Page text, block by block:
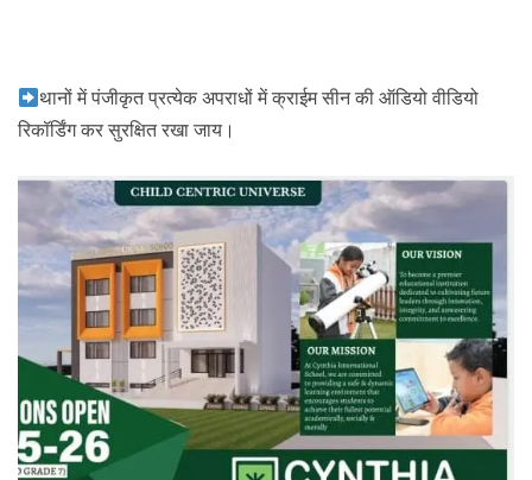
थानों में पंजीकृत प्रत्येक अपराधों में क्राईम सीन की ऑडियो वीडियो
रिकॉर्डिंग कर सुरक्षित रखा जाय।